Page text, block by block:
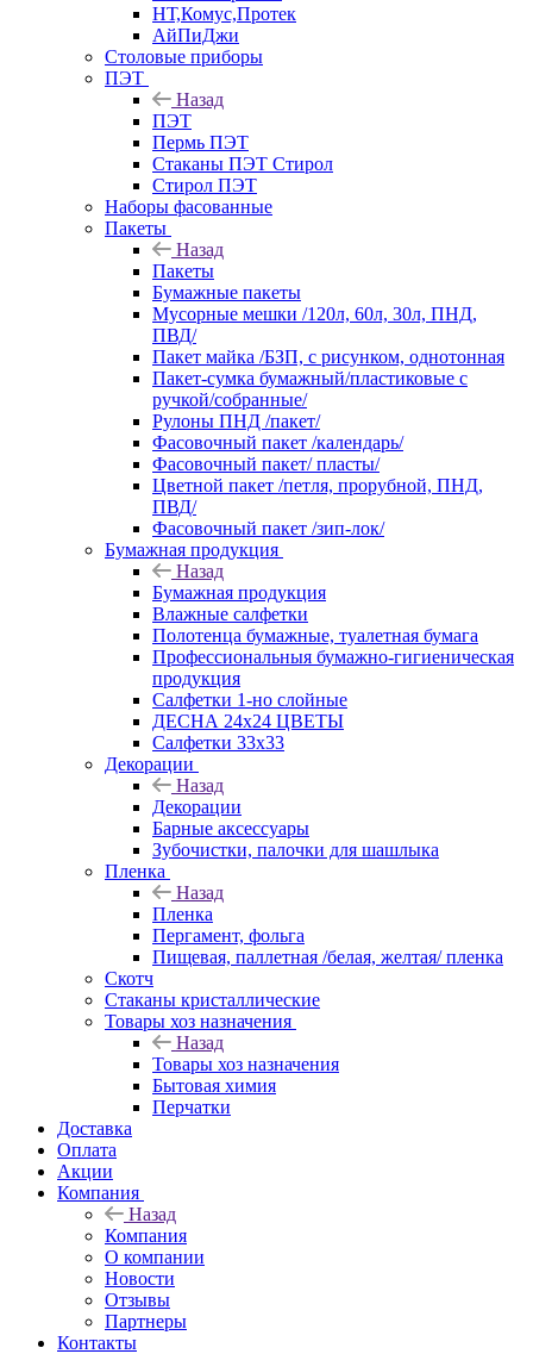
НТ,Комус,Протек
АйПиДжи
Столовые приборы
ПЭТ
Назад
ПЭТ
Пермь ПЭТ
Стаканы ПЭТ Стирол
Стирол ПЭТ
Наборы фасованные
Пакеты
Назад
Пакеты
Бумажные пакеты
Мусорные мешки /120л, 60л, 30л, ПНД,
ПВД/
Пакет майка /БЗП, с рисунком, однотонная
Пакет-сумка бумажный/пластиковые с
ручкой/собранные/
Рулоны ПНД /пакет/
Фасовочный пакет /календарь/
Фасовочный пакет/ пласты/
Цветной пакет /петля, прорубной, ПНД,
ПВД/
Фасовочный пакет /зип-лок/
Бумажная продукция
Назад
Бумажная продукция
Влажные салфетки
Полотенца бумажные, туалетная бумага
Профессиональныя бумажно-гигиеническая
продукция
Салфетки 1-но слойные
ДЕСНА 24х24 ЦВЕТЫ
Салфетки 33х33
Декорации
Назад
Декорации
Барные аксессуары
Зубочистки, палочки для шашлыка
Пленка
Назад
Пленка
Пергамент, фольга
Пищевая, паллетная /белая, желтая/ пленка
Скотч
Стаканы кристаллические
Товары хоз назначения
Назад
Товары хоз назначения
Бытовая химия
Перчатки
Доставка
Оплата
Акции
Компания
Назад
Компания
О компании
Новости
Отзывы
Партнеры
Контакты